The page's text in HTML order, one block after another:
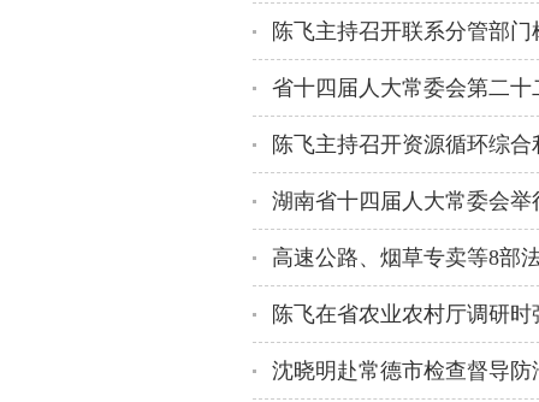
省十四届人大常委会第二
陈飞主持召开资源循环综
湖南省十四届人大常委会